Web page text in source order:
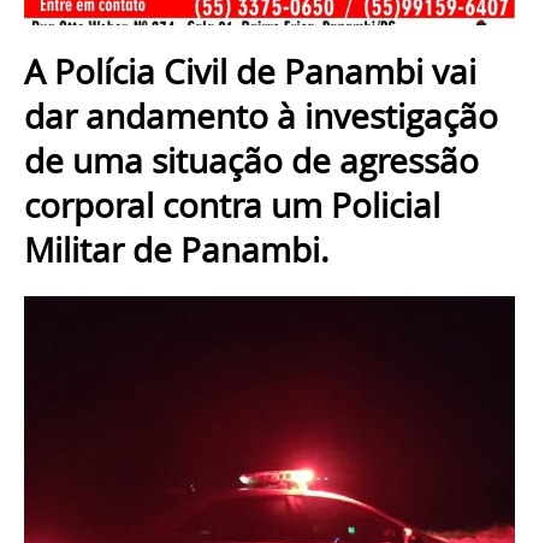
A Polícia Civil de Panambi vai
dar andamento à investigação
de uma situação de agressão
corporal contra um Policial
Militar de Panambi.